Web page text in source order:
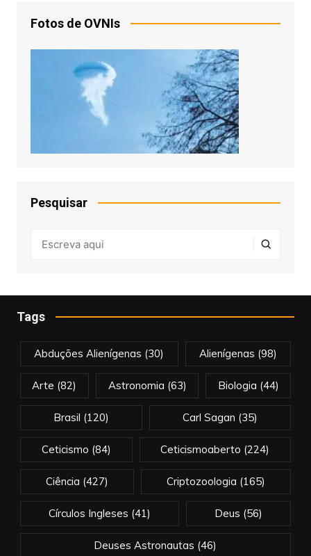
Fotos de OVNIs
Pesquisar
Tags
Abduções Alienígenas (30) Alienígenas (98)
Arte (82) Astronomia (63) Biologia (44)
Brasil (120) Carl Sagan (35)
Ceticismo (84) Ceticismoaberto (224)
Ciência (427) Criptozoologia (165)
Círculos Ingleses (41) Deus (56)
Deuses Astronautas (46)